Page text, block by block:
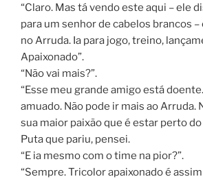
“Claro. Mas tá vendo este aqui – ele
para um senhor de cabelos brancos
no Arruda. Ia para jogo, treino,
Apaixonado”.
“Não vai mais?”.
“Esse meu grande amigo está
amuado. Não pode ir mais ao Arruda.
sua maior paixão que é estar perto do
Puta que pariu, pensei.
“E ia mesmo com o time na pior?”.
“Sempre. Tricolor apaixonado é